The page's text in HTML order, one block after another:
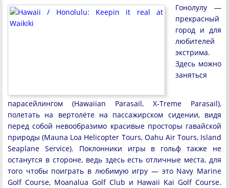
Гонолулу —
прекрасный
город и для
любителей
экстрима.
Здесь можно
заняться
парасейлингом (Hawaiian Parasail, X-Treme Parasail),
полетать на вертолёте на пассажирском сидении, видя
перед собой невообразимо красивые просторы гавайской
природы (Mauna Loa Helicopter Tours, Oahu Air Tours, Island
Seaplane Service). Поклонники игры в гольф также не
останутся в стороне, ведь здесь есть отличные места, для
того чтобы поиграть в любимую игру — это Navy Marine
Golf Course, Moanalua Golf Club и Hawaii Kai Golf Course.